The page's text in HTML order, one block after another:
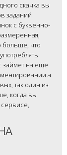
скачка вы
заданий
с буквенно-
больше, что
займет на ещё
а
так один из
когда вы